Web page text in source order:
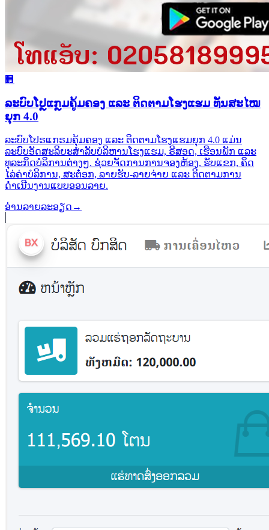
🏢
ລະບົບໂປຼແກຼມຄູ້ມຄອງ ແລະ ຕິດຕາມໂຮງແຮມ ທັນສະໄໝ
ຍຸກ 4.0
ລະບົບໂປຣແກຣມຄຸ້ມຄອງ ແລະ ຕິດຕາມໂຮງແຮມຍຸກ 4.0 ແມ່ນ
ລະບົບອັດສະລິຍະສຳລັບບໍລິຫານໂຮງແຮມ, ຣີສອດ, ເຮືອນພັກ ແລະ
ທຸລະກິດບໍລິການຕ່າງໆ. ຊ່ວຍຈັດການການຈອງຫ້ອງ, ຮັບແຂກ, ຄິດ
ໄລ່ຄ່າບໍລິການ, ສະຕ໋ອກ, ລາຍຮັບ-ລາຍຈ່າຍ ແລະ ຕິດຕາມການ
ດຳເນີນງານແບບອອນລາຍ.
ອ່ານລາຍລະອຽດ →